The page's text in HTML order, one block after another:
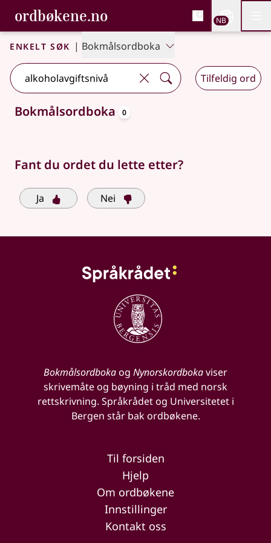
Gå til hovedinnhold
Tilgjengelighet
ordbøkene.no, Bokmålsordboka og
Bokmålsordboka og Nynorskordboka
NB
Enkelt søk | Bokmålsordboka
Tilfeldig ord
Søkeforslag tilgjengelige
Bokmålsordboka 0
Fant du ordet du lette etter?
Ja Nei
Bokmålsordbokaog Nynorskordbokaviser
skrivemåte og bøyning i tråd med norsk
rettskrivning. Språkrådet og Universitetet i
Bergen står bak ordbøkene.
Til forsiden
Hjelp
Om ordbøkene
Innstillinger
Kontakt oss